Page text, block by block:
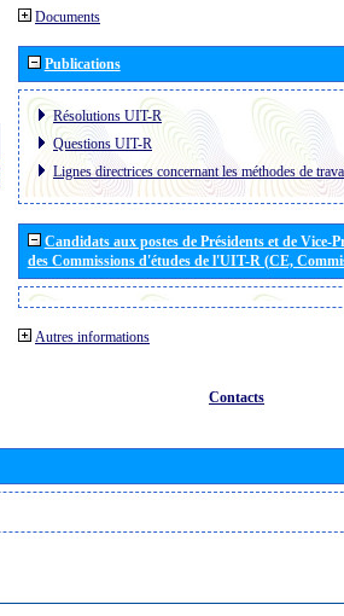
Documents
Publications
Résolutions UIT-R
Questions UIT-R
Lignes directrices concernant les méthodes de
Candidats aux postes de Présidents et de Vice-
des Commissions d'études de l'UIT-R (CE,
Autres informations
Contacts